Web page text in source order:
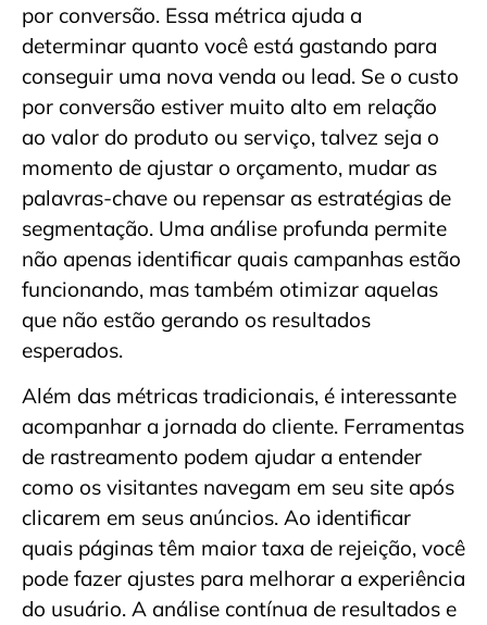
por conversão. Essa métrica ajuda a
determinar quanto você está gastando para
conseguir uma nova venda ou lead. Se o custo
por conversão estiver muito alto em relação
ao valor do produto ou serviço, talvez seja o
momento de ajustar o orçamento, mudar as
palavras-chave ou repensar as estratégias de
segmentação. Uma análise profunda permite
não apenas identificar quais campanhas estão
funcionando, mas também otimizar aquelas
que não estão gerando os resultados
esperados.
Além das métricas tradicionais, é interessante
acompanhar a jornada do cliente. Ferramentas
de rastreamento podem ajudar a entender
como os visitantes navegam em seu site após
clicarem em seus anúncios. Ao identificar
quais páginas têm maior taxa de rejeição, você
pode fazer ajustes para melhorar a experiência
do usuário. A análise contínua de resultados e